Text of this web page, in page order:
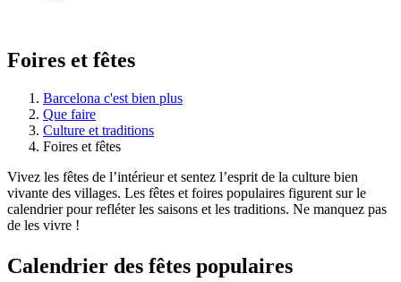
Foires et fêtes
Barcelona c'est bien plus
Que faire
Culture et traditions
Foires et fêtes
Vivez les fêtes de l’intérieur et sentez l’esprit de la culture bien
vivante des villages. Les fêtes et foires populaires figurent sur le
calendrier pour refléter les saisons et les traditions. Ne manquez pas
de les vivre !
Calendrier des fêtes populaires